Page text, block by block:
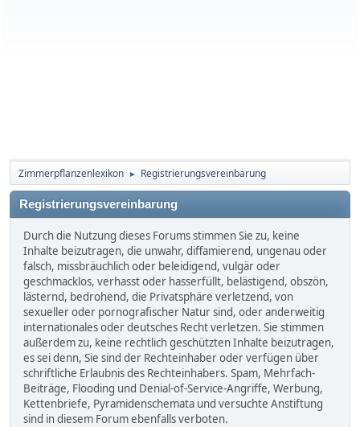
Zimmerpflanzenlexikon ► Registrierungsvereinbarung
Registrierungsvereinbarung
Durch die Nutzung dieses Forums stimmen Sie zu, keine
Inhalte beizutragen, die unwahr, diffamierend, ungenau oder
falsch, missbräuchlich oder beleidigend, vulgär oder
geschmacklos, verhasst oder hasserfüllt, belästigend, obszön,
lästernd, bedrohend, die Privatsphäre verletzend, von
sexueller oder pornografischer Natur sind, oder anderweitig
internationales oder deutsches Recht verletzen. Sie stimmen
außerdem zu, keine rechtlich geschützten Inhalte beizutragen,
es sei denn, Sie sind der Rechteinhaber oder verfügen über
schriftliche Erlaubnis des Rechteinhabers. Spam, Mehrfach-
Beiträge, Flooding und Denial-of-Service-Angriffe, Werbung,
Kettenbriefe, Pyramidenschemata und versuchte Anstiftung
sind in diesem Forum ebenfalls verboten.